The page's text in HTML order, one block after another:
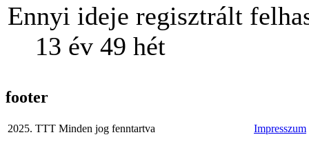
Ennyi ideje regisztrált
13 év 49 hét
footer
2025. TTT Minden jog fenntartva Impresszum